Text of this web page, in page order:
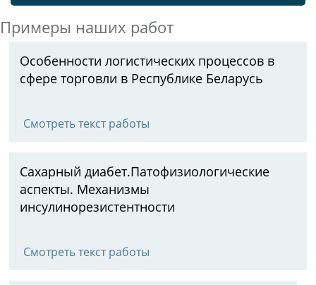
Примеры наших работ
Особенности логистических процессов в
сфере торговли в Республике Беларусь
Смотреть текст работы
Сахарный диабет.Патофизиологические
аспекты. Механизмы
инсулинорезистентности
Смотреть текст работы